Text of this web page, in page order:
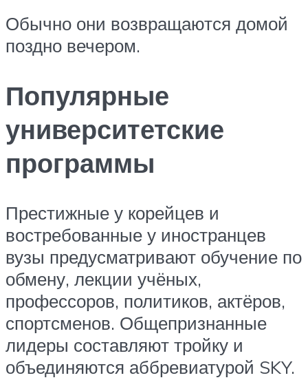
Обычно они возвращаются домой
поздно вечером.
Популярные
университетские
программы
Престижные у корейцев и
востребованные у иностранцев
вузы предусматривают обучение по
обмену, лекции учёных,
профессоров, политиков, актёров,
спортсменов. Общепризнанные
лидеры составляют тройку и
объединяются аббревиатурой SKY.